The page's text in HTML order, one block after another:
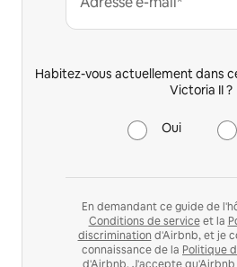
Habitez-vous actuellement dans
Victoria II ?
Oui
En demandant ce guide de
Conditions de serviceet la
discrimination d'Airbnb, et je
connaissance de la Politique
d'Airbnb. J'accepte